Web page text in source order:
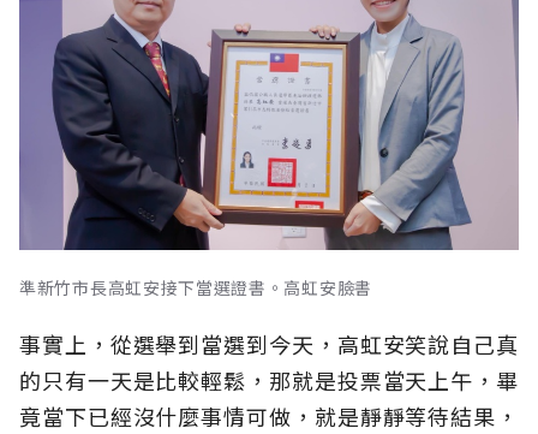
準新竹市長高虹安接下當選證書。高虹安臉書
事實上，從選舉到當選到今天，高虹安笑說自己真
的只有一天是比較輕鬆，那就是投票當天上午，畢
竟當下已經沒什麼事情可做，就是靜靜等待結果，